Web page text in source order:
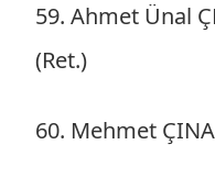
59. Ahmet Ünal
(Ret.)
60. Mehmet